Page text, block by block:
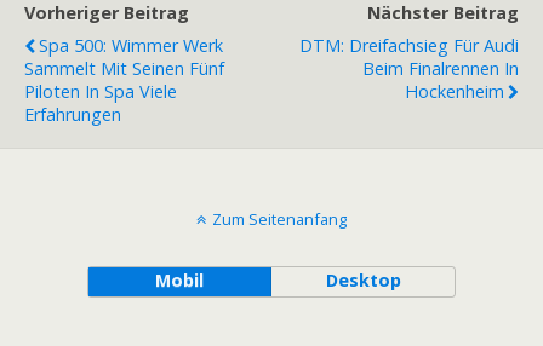
Vorheriger Beitrag
Spa 500: Wimmer Werk
Sammelt Mit Seinen Fünf
Piloten In Spa Viele
Erfahrungen
Nächster Beitrag
DTM: Dreifachsieg Für Audi
Beim Finalrennen In
Hockenheim
Zum Seitenanfang
Mobil Desktop